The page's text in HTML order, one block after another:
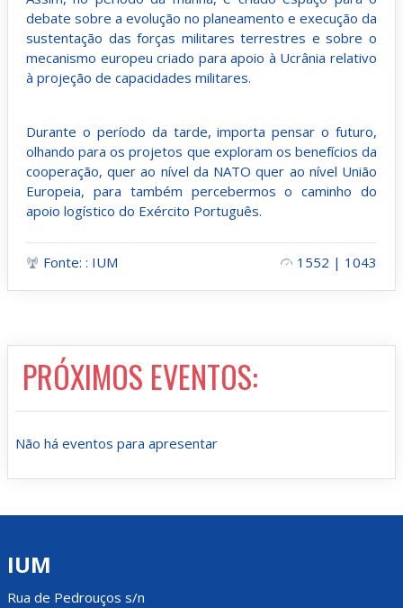
debate sobre a evolução no planeamento e execução da
sustentação das forças militares terrestres e sobre o
mecanismo europeu criado para apoio à Ucrânia relativo
à projeção de capacidades militares.
Durante o período da tarde, importa pensar o futuro,
olhando para os projetos que exploram os benefícios da
cooperação, quer ao nível da NATO quer ao nível União
Europeia, para também percebermos o caminho do
apoio logístico do Exército Português.
Fonte: : IUM 1552 | 1043
PRÓXIMOS EVENTOS:
Não há eventos para apresentar
IUM
Rua de Pedrouços s/n